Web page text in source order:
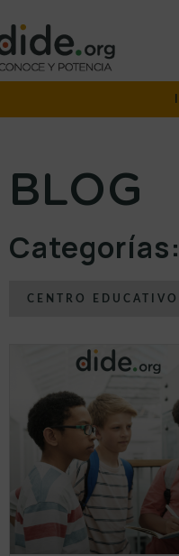
BLOG
Categorías:
CENTRO EDUCATIVO